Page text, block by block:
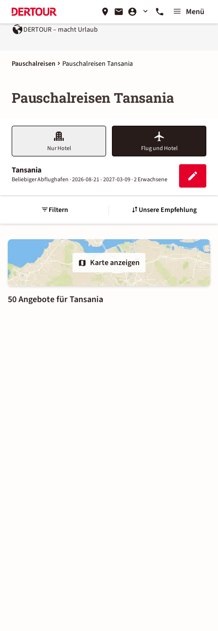
Menü
DERTOUR – macht Urlaub
Pauschalreisen Pauschalreisen Tansania
Pauschalreisen Tansania
Nur Hotel Flug und Hotel
Tansania
Beliebiger Abflughafen ·2026-08-21 - 2027-03-09 ·2 Erwachsene
Filtern Unsere Empfehlung
Karte anzeigen
50 Angebote für Tansania